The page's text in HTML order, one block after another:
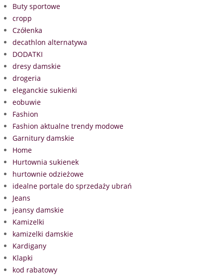
Buty sportowe
cropp
Czółenka
decathlon alternatywa
DODATKI
dresy damskie
drogeria
eleganckie sukienki
eobuwie
Fashion
Fashion aktualne trendy modowe
Garnitury damskie
Home
Hurtownia sukienek
hurtownie odzieżowe
idealne portale do sprzedaży ubrań
Jeans
jeansy damskie
Kamizelki
kamizelki damskie
Kardigany
Klapki
kod rabatowy